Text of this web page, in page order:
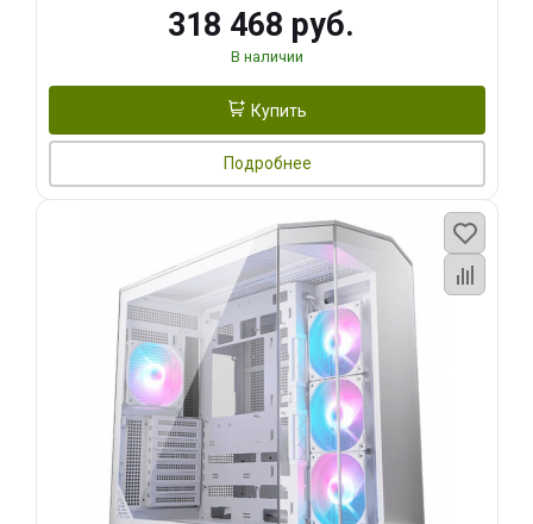
318 468 руб.
В наличии
Купить
Подробнее